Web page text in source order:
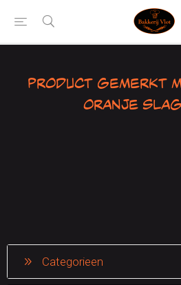
Product gemerkt
oranje
Categorieen